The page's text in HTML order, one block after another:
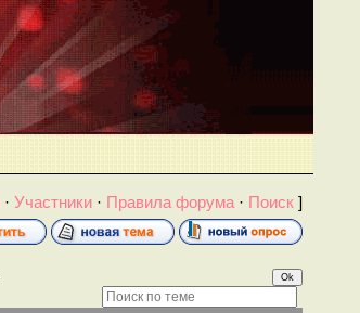
· Участники· Правила форума· Поиск]